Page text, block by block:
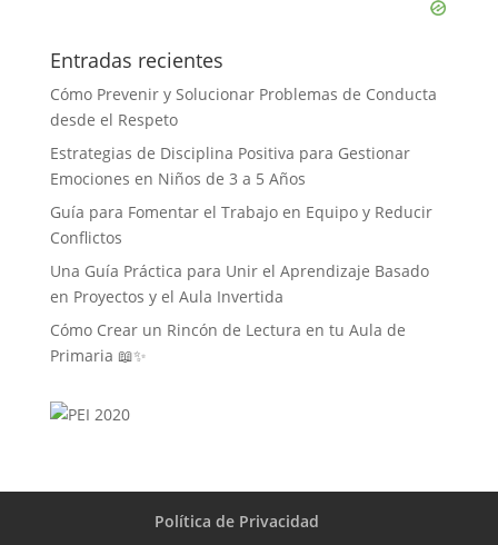
Entradas recientes
Cómo Prevenir y Solucionar Problemas de Conducta
desde el Respeto
Estrategias de Disciplina Positiva para Gestionar
Emociones en Niños de 3 a 5 Años
Guía para Fomentar el Trabajo en Equipo y Reducir
Conflictos
Una Guía Práctica para Unir el Aprendizaje Basado
en Proyectos y el Aula Invertida
Cómo Crear un Rincón de Lectura en tu Aula de
Primaria 📖✨
Política de Privacidad